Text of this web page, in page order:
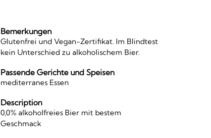
Bemerkungen
Glutenfrei und Vegan-Zertifikat. Im Blindtest
kein Unterschied zu alkoholischem Bier.
Passende Gerichte und Speisen
mediterranes Essen
Description
0,0% alkoholfreies Bier mit bestem
Geschmack